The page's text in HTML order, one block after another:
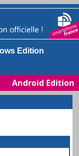
Edition
Android Edition